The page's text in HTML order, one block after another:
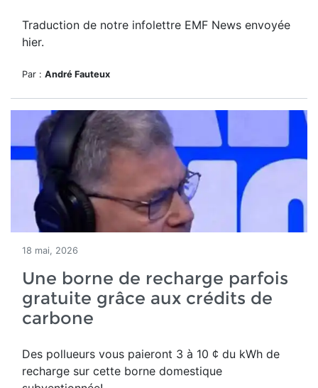
Traduction de notre infolettre EMF News envoyée
hier.
Par : André Fauteux
18 mai, 2026
Une borne de recharge parfois
gratuite grâce aux crédits de
carbone
Des pollueurs vous paieront 3 à 10 ¢ du kWh de
recharge sur cette borne domestique